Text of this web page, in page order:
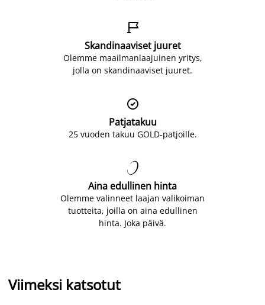

Skandinaaviset juuret
Olemme maailmanlaajuinen yritys,
jolla on skandinaaviset juuret.

Patjatakuu
25 vuoden takuu GOLD-patjoille.

Aina edullinen hinta
Olemme valinneet laajan valikoiman
tuotteita, joilla on aina edullinen
hinta. Joka päivä.
Viimeksi katsotut